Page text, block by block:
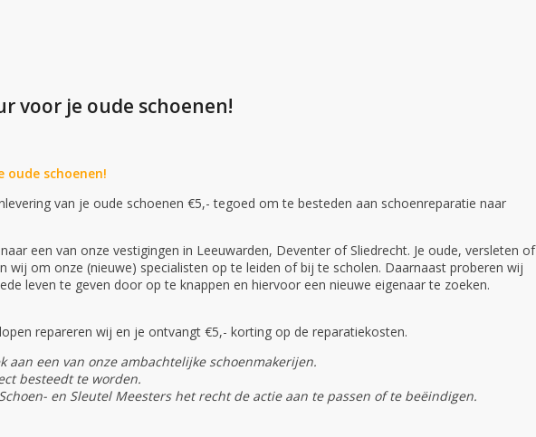
voor je oude schoenen!
oude schoenen!
van je oude schoenen €5,- tegoed om te besteden aan schoenreparatie naar
een van onze vestigingen in Leeuwarden, Deventer of Sliedrecht. Je oude, versleten of
wij om onze (nieuwe) specialisten op te leiden of bij te scholen. Daarnaast proberen wij
leven te geven door op te knappen en hiervoor een nieuwe eigenaar te zoeken.
repareren wij en je ontvangt €5,- korting op de reparatiekosten.
aan een van onze ambachtelijke schoenmakerijen.
besteedt te worden.
en Sleutel Meesters het recht de actie aan te passen of te beëindigen.